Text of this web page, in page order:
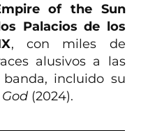
of the Sun
Palacios de los
, con miles de
alusivos a las
incluido su
(2024).